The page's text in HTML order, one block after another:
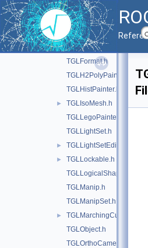
TGLEventHandler.h
TGLFaceSet.h
TGLFBO.h
TGLFontManager.h
TGLFormat.h
TGLH2PolyPainter.h
TGLHistPainter.h
►
TGLIsoMesh.h
TGLLegoPainter.h
TGLLightSet.h
► TGLLightSetEditor.h
►
TGLLockable.h
TGLLogicalShape.h
TGLManip.h
TGLManipSet.h
►
TGLMarchingCubes.h
TGLObject.h
TGLOrthoCamera.h